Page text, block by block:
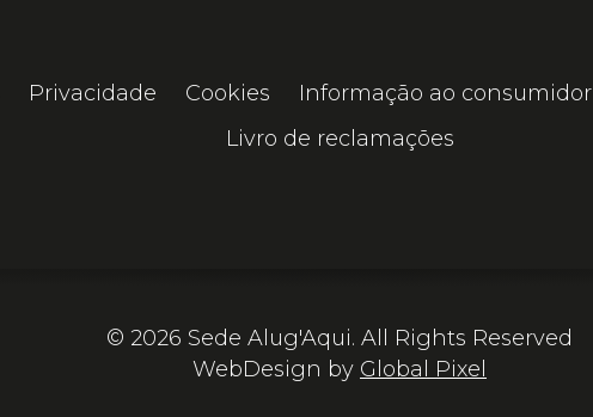
Privacidade Cookies Informação ao consumidor
Livro de reclamações
© 2026 Sede Alug'Aqui. All Rights Reserved
WebDesign by Global Pixel